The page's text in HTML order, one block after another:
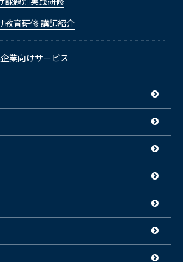
教育研修 講師紹介
業向けサービス